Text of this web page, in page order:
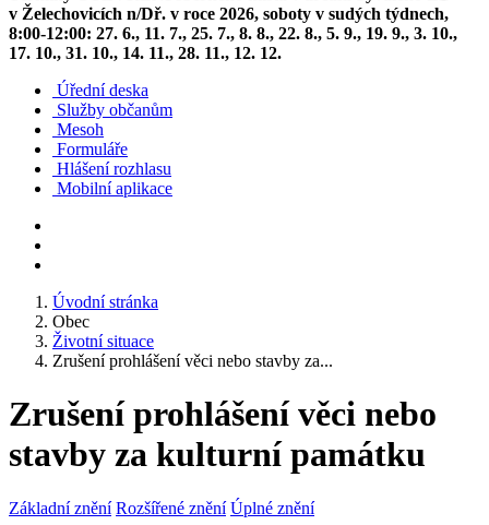
v Želechovicích n/Dř. v roce 2026, soboty v sudých týdnech,
8:00-12:00: 27. 6., 11. 7., 25. 7., 8. 8., 22. 8., 5. 9., 19. 9., 3. 10.,
17. 10., 31. 10., 14. 11., 28. 11., 12. 12.
Úřední deska
Služby občanům
Mesoh
Formuláře
Hlášení rozhlasu
Mobilní aplikace
Úvodní stránka
Obec
Životní situace
Zrušení prohlášení věci nebo stavby za...
Zrušení prohlášení věci nebo
stavby za kulturní památku
Základní znění Rozšířené znění Úplné znění